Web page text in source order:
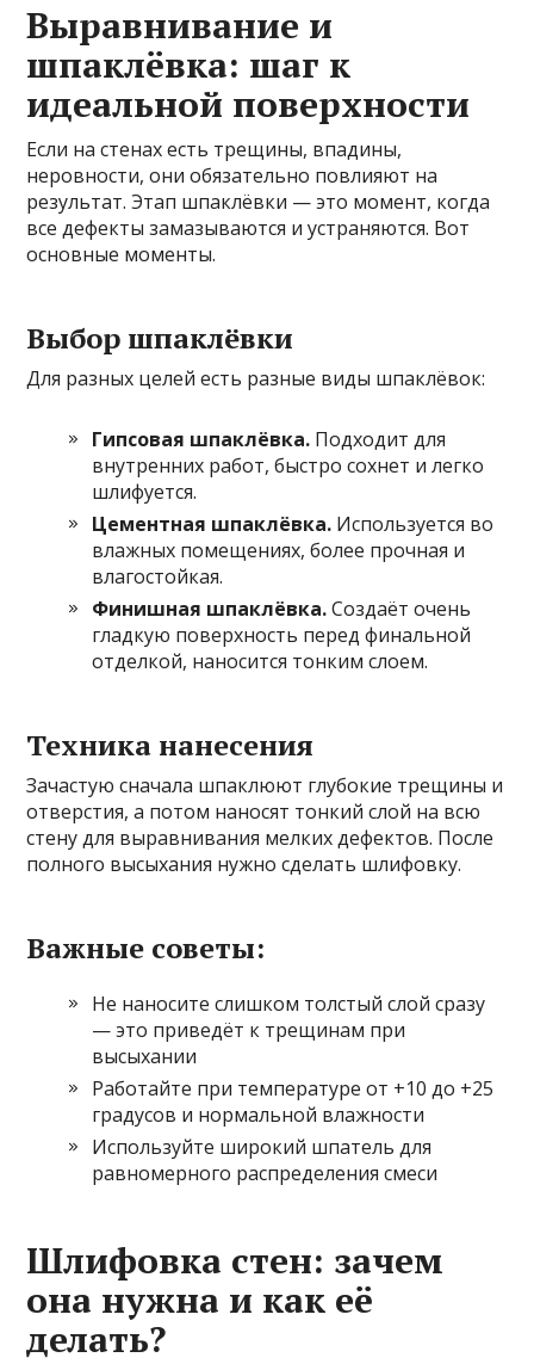
Выравнивание и
шпаклёвка: шаг к
идеальной поверхности
Если на стенах есть трещины, впадины,
неровности, они обязательно повлияют на
результат. Этап шпаклёвки — это момент, когда
все дефекты замазываются и устраняются. Вот
основные моменты.
Выбор шпаклёвки
Для разных целей есть разные виды шпаклёвок:
Гипсовая шпаклёвка. Подходит для
внутренних работ, быстро сохнет и легко
шлифуется.
Цементная шпаклёвка. Используется во
влажных помещениях, более прочная и
влагостойкая.
Финишная шпаклёвка.Создаёт очень
гладкую поверхность перед финальной
отделкой, наносится тонким слоем.
Техника нанесения
Зачастую сначала шпаклюют глубокие трещины и
отверстия, а потом наносят тонкий слой на всю
стену для выравнивания мелких дефектов. После
полного высыхания нужно сделать шлифовку.
Важные советы:
Не наносите слишком толстый слой сразу
— это приведёт к трещинам при
высыхании
Работайте при температуре от +10 до +25
градусов и нормальной влажности
Используйте широкий шпатель для
равномерного распределения смеси
Шлифовка стен: зачем
она нужна и как её
делать?